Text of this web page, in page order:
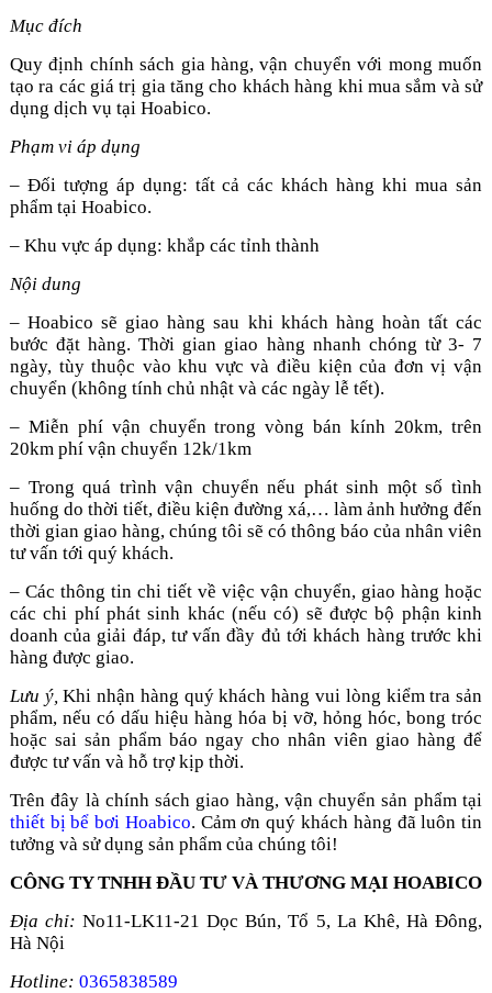
Mục đích
Quy định chính sách gia hàng, vận chuyển với mong muốn
tạo ra các giá trị gia tăng cho khách hàng khi mua sắm và sử
dụng dịch vụ tại Hoabico.
Phạm vi áp dụng
– Đối tượng áp dụng: tất cả các khách hàng khi mua sản
phẩm tại Hoabico.
– Khu vực áp dụng: khắp các tỉnh thành
Nội dung
– Hoabico sẽ giao hàng sau khi khách hàng hoàn tất các
bước đặt hàng. Thời gian giao hàng nhanh chóng từ 3- 7
ngày, tùy thuộc vào khu vực và điều kiện của đơn vị vận
chuyển (không tính chủ nhật và các ngày lễ tết).
– Miễn phí vận chuyển trong vòng bán kính 20km, trên
20km phí vận chuyển 12k/1km
– Trong quá trình vận chuyển nếu phát sinh một số tình
huống do thời tiết, điều kiện đường xá,… làm ảnh hưởng đến
thời gian giao hàng, chúng tôi sẽ có thông báo của nhân viên
tư vấn tới quý khách.
– Các thông tin chi tiết về việc vận chuyển, giao hàng hoặc
các chi phí phát sinh khác (nếu có) sẽ được bộ phận kinh
doanh của giải đáp, tư vấn đầy đủ tới khách hàng trước khi
hàng được giao.
Lưu ý,Khi nhận hàng quý khách hàng vui lòng kiểm tra sản
phẩm, nếu có dấu hiệu hàng hóa bị vỡ, hỏng hóc, bong tróc
hoặc sai sản phẩm báo ngay cho nhân viên giao hàng để
được tư vấn và hỗ trợ kịp thời.
Trên đây là chính sách giao hàng, vận chuyển sản phẩm tại
thiết bị bể bơi Hoabico. Cảm ơn quý khách hàng đã luôn tin
tưởng và sử dụng sản phẩm của chúng tôi!
CÔNG TY TNHH ĐẦU TƯ VÀ THƯƠNG MẠI HOABICO
Địa chỉ:No11-LK11-21 Dọc Bún, Tổ 5, La Khê, Hà Đông,
Hà Nội
Hotline: 0365838589